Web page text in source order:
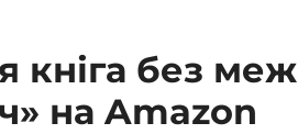
кніга без
на Amazon